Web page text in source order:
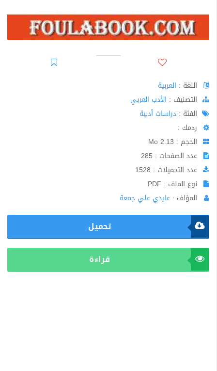
اللغة : العربية
اﻟﺘﺼﻨﻴﻒ : الأدب العربي
الفئة : دراسات أدبية
ردمك :
الحجم : 2.13 Mo
عدد الصفحات : 285
عدد التحميلات : 1528
نوع الملف : PDF
المؤلف : عايدي علي جمعة
تحميل
قراءة